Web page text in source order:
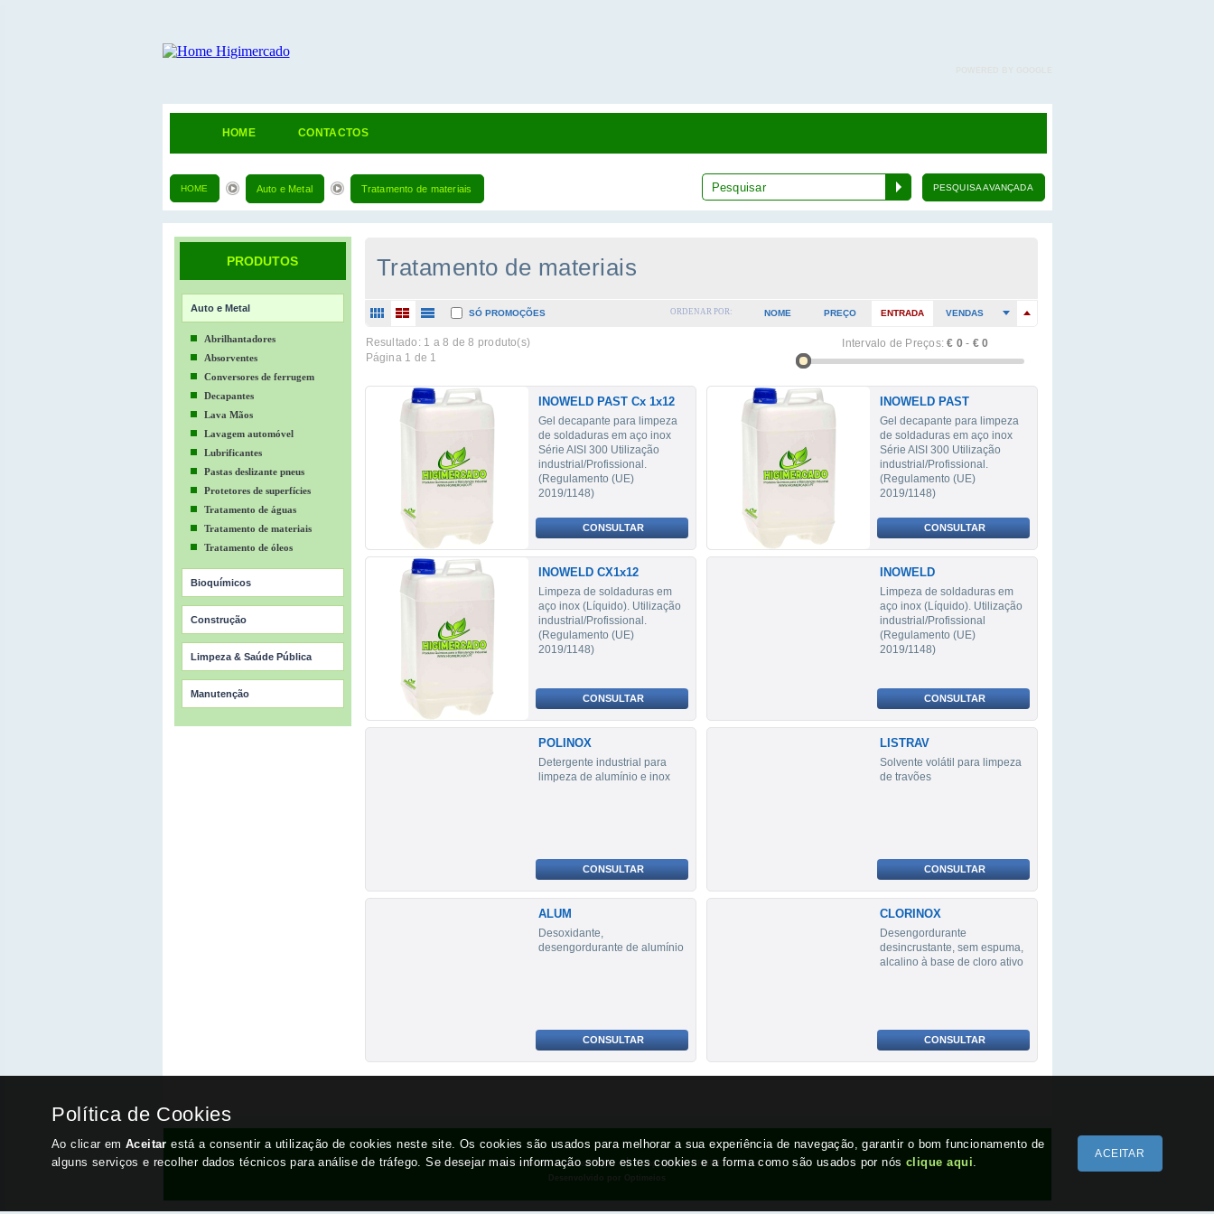
HOME CONTACTOS
HOME Auto e Metal Tratamento de materiais PESQUISA AVANÇADA
PRODUTOS
Auto e Metal
Abrilhantadores
Absorventes
Conversores de ferrugem
Decapantes
Lava Mãos
Lavagem automóvel
Lubrificantes
Pastas deslizante pneus
Protetores de superfícies
Tratamento de águas
Tratamento de materiais
Tratamento de óleos
Bioquímicos
Construção
Limpeza & Saúde Pública
Manutenção
Tratamento de materiais
SÓ PROMOÇÕES ORDENAR POR: NOME PREÇO ENTRADA VENDAS
Resultado: 1 a8 de 8 produto(s)
Página 1 de 1
Intervalo de Preços: € 0 - € 0
INOWELD PAST Cx 1x12
Gel decapante para limpeza
de soldaduras em aço inox
Série AISI 300 Utilização
industrial/Profissional.
(Regulamento (UE)
2019/1148)
CONSULTAR
INOWELD PAST
Gel decapante para limpeza
de soldaduras em aço inox
Série AISI 300 Utilização
industrial/Profissional.
(Regulamento (UE)
2019/1148)
CONSULTAR
INOWELD CX1x12
Limpeza de soldaduras em
aço inox (Líquido). Utilização
industrial/Profissional.
(Regulamento (UE)
2019/1148)
CONSULTAR
INOWELD
Limpeza de soldaduras em
aço inox (Líquido). Utilização
industrial/Profissional
(Regulamento (UE)
2019/1148)
CONSULTAR
POLINOX
Detergente industrial para
limpeza de alumínio e inox
CONSULTAR
LISTRAV
Solvente volátil para limpeza
de travões
CONSULTAR
ALUM
Desoxidante,
desengordurante de alumínio
CONSULTAR
CLORINOX
Desengordurante
desincrustante, sem espuma,
alcalino à base de cloro ativo
CONSULTAR
A estes valores deverá acrescer IVA à taxa em vigor Copyright © HIGIMERCADO.pt 2026
Desenvolvido por Optimeios